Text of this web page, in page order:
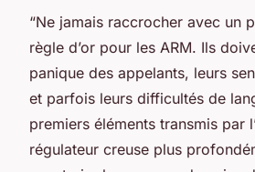
“Ne jamais raccrocher avec un
règle d’or pour les ARM. Ils
panique des appelants, leurs
et parfois leurs difficultés de
premiers éléments transmis par
régulateur creuse plus